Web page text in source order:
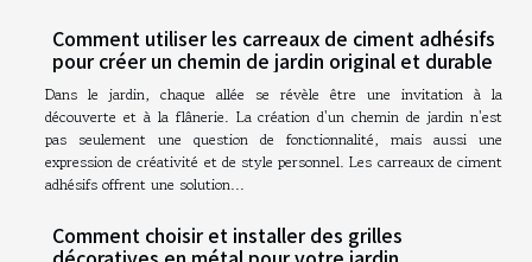
Comment utiliser les carreaux de ciment adhésifs
pour créer un chemin de jardin original et durable
Dans le jardin, chaque allée se révèle être une invitation à la
découverte et à la flânerie. La création d'un chemin de jardin n'est
pas seulement une question de fonctionnalité, mais aussi une
expression de créativité et de style personnel. Les carreaux de ciment
adhésifs offrent une solution...
Comment choisir et installer des grilles